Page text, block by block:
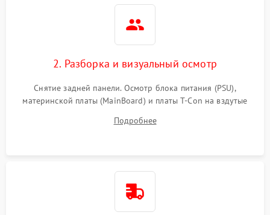
2. Разборка и визуальный осмотр
Снятие задней панели. Осмотр блока питания (PSU),
материнской платы (MainBoard) и платы T-Con на вздутые
Проверка надежности фиксации и целостности шлейфов.
Подробнее